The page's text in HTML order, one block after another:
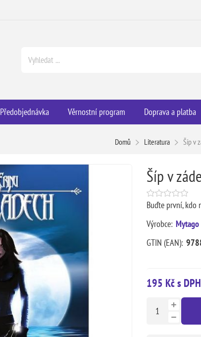
Předobjednávka Věrnostní program Doprava a platba
Domů Literatura Šíp v
Šíp v
Buďte první, kdo
Výrobce: Mytago
GTIN (EAN):
195 Kč s DPH